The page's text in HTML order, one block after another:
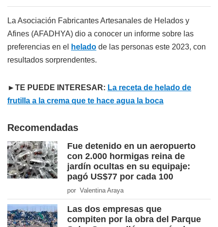
La Asociación Fabricantes Artesanales de Helados y
Afines (AFADHYA) dio a conocer un informe sobre las
preferencias en el
helado de las personas este 2023, con
resultados sorprendentes.
►TE PUEDE INTERESAR: La receta de helado de
frutilla a la crema que te hace agua la boca
Recomendadas
Fue detenido en un aeropuerto
con 2.000 hormigas reina de
jardín ocultas en su equipaje:
pagó US$77 por cada 100
por Valentina Araya
Las dos empresas que
compiten por la obra del Parque